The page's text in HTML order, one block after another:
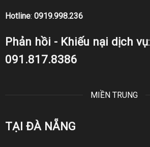
Hotline: 0919.998.236
Phản hồi - Khiếu nại dịch vụ:
091.817.8386
MIỀN TRUNG
TẠI ĐÀ NẴNG